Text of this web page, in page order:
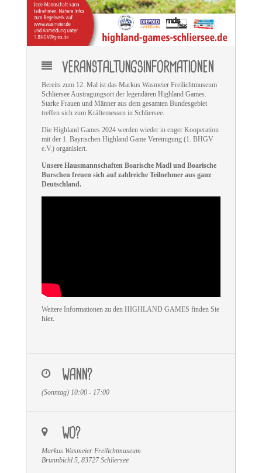
VERANSTALTUNGSINFORMATIONEN
Bereits zum 12. Mal ist das Markus Wasmeier Freilichtmuseum
Schliersee Austragungsort der legendären Highland Games.
Starke Frauen und Männer aus dem gesamten Bundesgebiet
treffen sich zum Kräftemessen in Schliersee.
Die Highland Games 2024 werden wieder in enger Kooperation
mit der 1. Bayrischen Highland Game Vereinigung (1. BHGV
e.V.) organisiert.
Unsere Hausmannschaften Boarische Madl und Boarische
Burschen freuen sich auf zahlreiche Teilnehmer aus ganz
Deutschland.
Weitere Informationen zu den HIGHLAND GAMES finden Sie
hier.
WANN?
(Sonntag) 10:00 - 17:00
WO?
Markus Wasmeier Freilichtmuseum
Brunnbichl 5, 83727 Schliersee